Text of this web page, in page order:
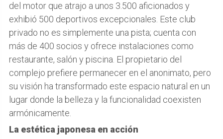
del motor que atrajo a unos 3.500 aficionados y
exhibió 500 deportivos excepcionales. Este club
privado no es simplemente una pista; cuenta con
más de 400 socios y ofrece instalaciones como
restaurante, salón y piscina. El propietario del
complejo prefiere permanecer en el anonimato, pero
su visión ha transformado este espacio natural en un
lugar donde la belleza y la funcionalidad coexisten
armónicamente.
La estética japonesa en acción